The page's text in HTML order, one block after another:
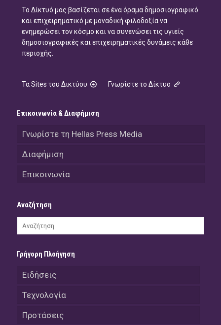
Το Δίκτυό μας βασίζεται σε ένα όραμα δημοσιογραφικό
και επιχειρηματικό με μοναδική φιλοδοξία να
ενημερώσει τον κόσμο και να συνενώσει τις υγιείς
δημοσιογραφικές και επιχειρηματικές δυνάμεις κάθε
περιοχής.
Τα Sites του Δικτύου Γνωρίστε το Δίκτυο
Επικοινωνία & Διαφήμιση
Γνωρίστε τη Hellas Press Media
Διαφήμιση
Επικοινωνία
Αναζήτηση
Γρήγορη Πλοήγηση
Ειδήσεις
Τεχνολογία
Προτάσεις